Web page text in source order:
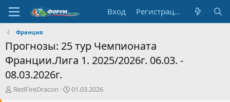
Вход Регистрация
Франция
Прогнозы: 25 тур Чемпионата
Франции.Лига 1. 2025/2026г. 06.03. -
08.03.2026г.
А
RedFireDracon
Д
01.03.2026